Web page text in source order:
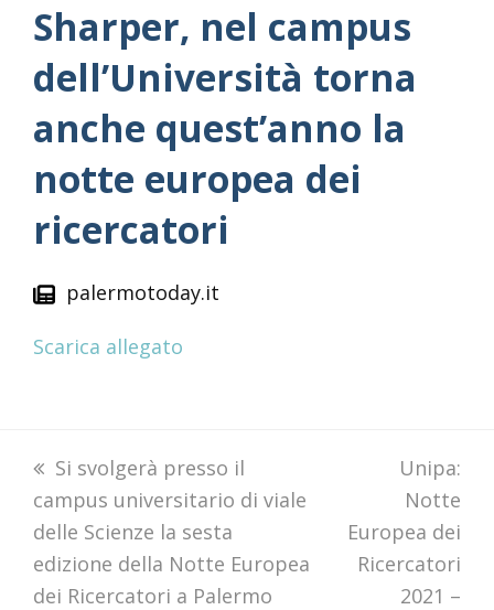
Sharper, nel campus
dell’Università torna
anche quest’anno la
notte europea dei
ricercatori
palermotoday.it
Scarica allegato
previous
post:
Si svolgerà presso il
campus universitario di viale
delle Scienze la sesta
edizione della Notte Europea
dei Ricercatori a Palermo
next
post:
Unipa:
Notte
Europea dei
Ricercatori
2021 –